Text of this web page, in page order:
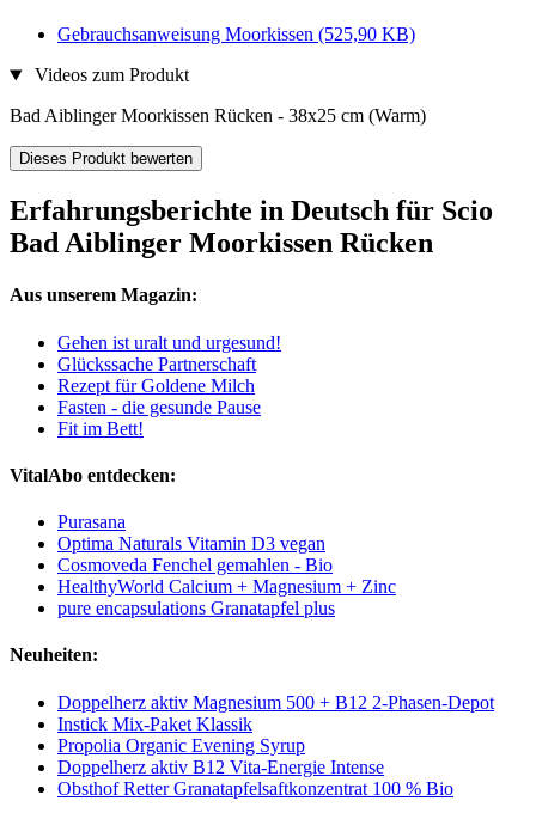
Gebrauchsanweisung Moorkissen (525,90 KB)
Videos zum Produkt
Bad Aiblinger Moorkissen Rücken - 38x25 cm (Warm)
Dieses Produkt bewerten
Erfahrungsberichte in Deutsch für Scio
Bad Aiblinger Moorkissen Rücken
Aus unserem Magazin:
Gehen ist uralt und urgesund!
Glückssache Partnerschaft
Rezept für Goldene Milch
Fasten - die gesunde Pause
Fit im Bett!
VitalAbo entdecken:
Purasana
Optima Naturals Vitamin D3 vegan
Cosmoveda Fenchel gemahlen - Bio
HealthyWorld Calcium + Magnesium + Zinc
pure encapsulations Granatapfel plus
Neuheiten:
Doppelherz aktiv Magnesium 500 + B12 2-Phasen-Depot
Instick Mix-Paket Klassik
Propolia Organic Evening Syrup
Doppelherz aktiv B12 Vita-Energie Intense
Obsthof Retter Granatapfelsaftkonzentrat 100 % Bio